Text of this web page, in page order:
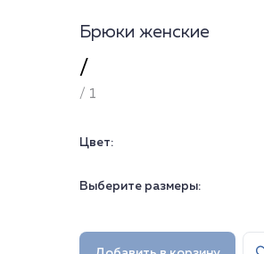
Брюки женские
/
/ 1
Цвет:
Выберите размеры: